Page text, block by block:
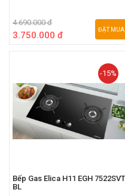
4.690.000 đ
3.750.000 đ
ĐẶT MUA
-15%
Bếp Gas Elica H11 EGH 7522SVT
BL